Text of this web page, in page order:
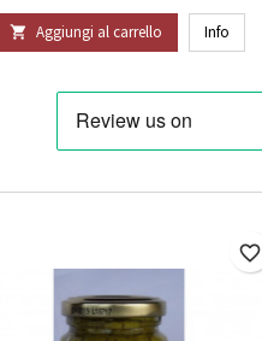
 Aggiungi al carrello Info
favorite_border